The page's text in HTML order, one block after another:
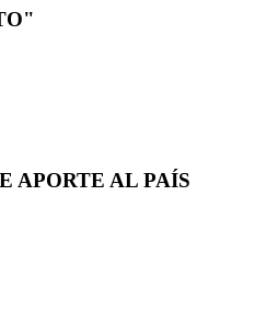
APORTE AL PAÍS